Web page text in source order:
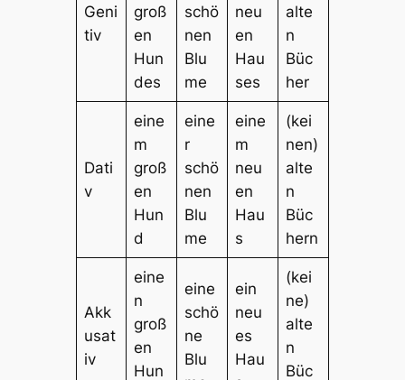
Geni
tiv
groß
en
Hun
des
schö
nen
Blu
me
neu
en
Hau
ses
alte
n
Büc
her
Dati
v
eine
m
groß
en
Hun
d
eine
r
schö
nen
Blu
me
eine
m
neu
en
Hau
s
(kei
nen)
alte
n
Büc
hern
Akk
usat
iv
eine
n
groß
en
Hun
eine
schö
ne
Blu
ein
neu
es
Hau
(kei
ne)
alte
n
Büc